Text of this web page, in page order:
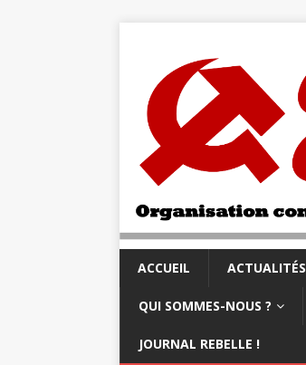
ACCUEIL ACTUALITÉS
QUI SOMMES-NOUS ?
JOURNAL REBELLE !